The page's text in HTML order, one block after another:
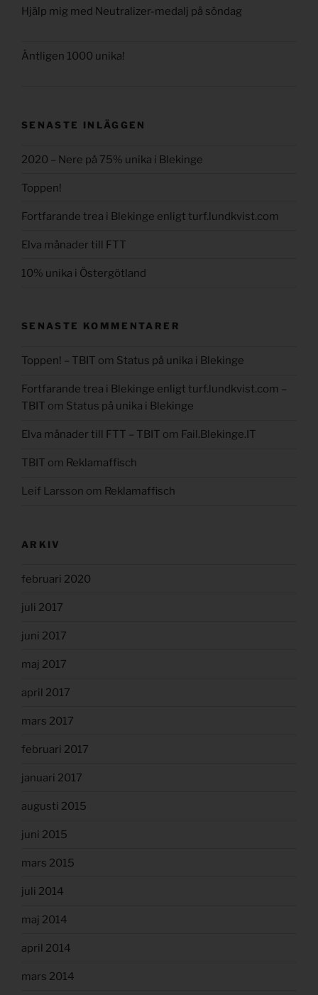
Hjälp mig med Neutralizer-medalj på söndag
Äntligen 1000 unika!
SENASTE INLÄGGEN
2020 – Nere på 75% unika i Blekinge
Toppen!
Fortfarande trea i Blekinge enligt turf.lundkvist.com
Elva månader till FTT
10% unika i Östergötland
SENASTE KOMMENTARER
Toppen! – TBIT om Status på unika i Blekinge
Fortfarande trea i Blekinge enligt turf.lundkvist.com –
TBIT om Status på unika i Blekinge
Elva månader till FTT – TBIT om Fail.Blekinge.IT
TBIT om Reklamaffisch
Leif Larsson om Reklamaffisch
ARKIV
februari 2020
juli 2017
juni 2017
maj 2017
april 2017
mars 2017
februari 2017
januari 2017
augusti 2015
juni 2015
mars 2015
juli 2014
maj 2014
april 2014
mars 2014